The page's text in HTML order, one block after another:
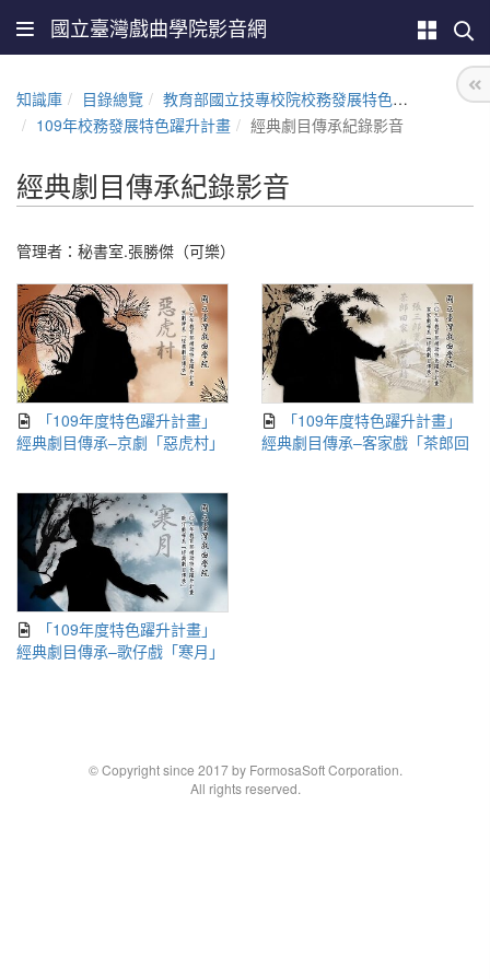
國立臺灣戲曲學院影音網
知識庫 目錄總覽
教育部國立技專校院校務發展特色躍升計畫
109年校務發展特色躍升計畫
經典劇目傳承紀錄影音
經典劇目傳承紀錄影音
管理者：秘書室.張勝傑（可樂）
「109年度特色躍升計畫」
經典劇目傳承–京劇「惡虎村」
「109年度特色躍升計畫」
經典劇目傳承–客家戲「茶郎回
「109年度特色躍升計畫」
經典劇目傳承–歌仔戲「寒月」
© Copyright since 2017 by FormosaSoft Corporation.
All rights reserved.